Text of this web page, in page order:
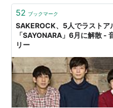
シングル
穴を掘る／２、３人（
会社員と今の私（2008年
DVD
ぐうぜんのきろく（
asin:B000BDJ28M
52 ブックマーク
SAKEROCK、5人でラストア
「SAYONARA」6月に解散 -
リー